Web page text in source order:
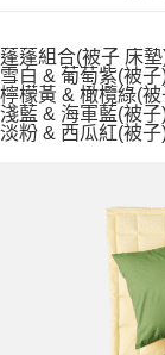
2.透過簡訊連結打開
帳／街口支付／
【注意事項】
1.本服務係由「台灣
2.基於同意付款使用
資料（包含姓名、
由本公司與您本人進
3.完整用戶服務條款
結帳頁面，進行簡訊
２．訂單成立數日內
３．收到繳費通知簡
ATM／網路銀行／等
※ 交易是否成功請以
是否繳費成功／繳
客戶支援中心」
【注意事項】
１．透過由恩沛科
易，需依本服務之
京站台北店客服中
請自備購物袋，若
免運費
蓬蓬組合(被子 床
雪白 & 葡萄紫(被
檸檬黃 & 橄欖綠(
淺藍 & 海軍藍(被
淡粉 & 西瓜紅(被